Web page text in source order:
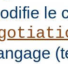
le